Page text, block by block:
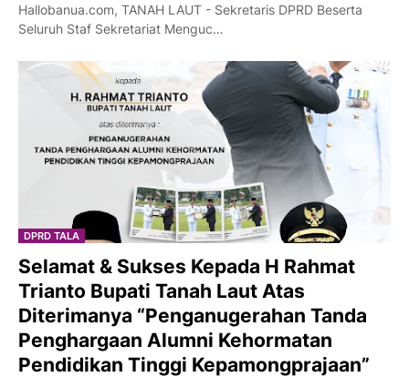
Hallobanua.com, TANAH LAUT - Sekretaris DPRD Beserta
Seluruh Staf Sekretariat Menguc…
DPRD TALA
Selamat & Sukses Kepada H Rahmat
Trianto Bupati Tanah Laut Atas
Diterimanya “Penganugerahan Tanda
Penghargaan Alumni Kehormatan
Pendidikan Tinggi Kepamongprajaan”